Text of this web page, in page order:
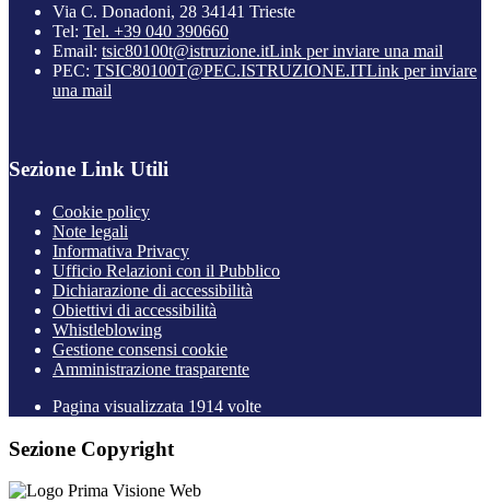
Via C. Donadoni, 28 34141 Trieste
Tel: Tel. +39 040 390660
Email: tsic80100t@istruzione.itLink per inviare una mail
PEC: TSIC80100T@PEC.ISTRUZIONE.ITLink per inviare
una mail
Sezione Link Utili
Cookie policy
Note legali
Informativa Privacy
Ufficio Relazioni con il Pubblico
Dichiarazione di accessibilità
Obiettivi di accessibilità
Whistleblowing
Gestione consensi cookie
Amministrazione trasparente
Pagina visualizzata 1914 volte
Sezione Copyright